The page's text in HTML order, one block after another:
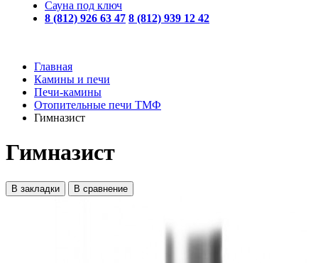
Сауна под ключ
8 (812) 926 63 47 8 (812) 939 12 42
Главная
Камины и печи
Печи-камины
Отопительные печи ТМФ
Гимназист
Гимназист
В закладки В сравнение